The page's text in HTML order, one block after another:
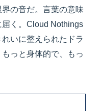
の音だ。言葉の意味
く。Cloud Nothings
いに整えられたドラ
っと身体的で、もっ